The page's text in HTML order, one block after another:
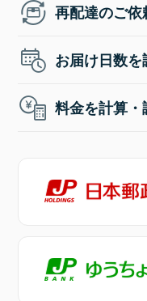
再配達のご依
お届け日数を
料金を計算・